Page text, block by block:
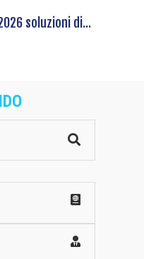
soluzioni di...